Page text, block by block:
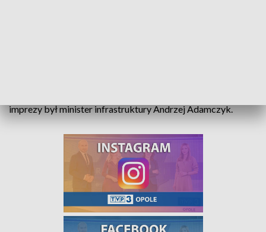
imprezy był minister infrastruktury Andrzej Adamczyk.